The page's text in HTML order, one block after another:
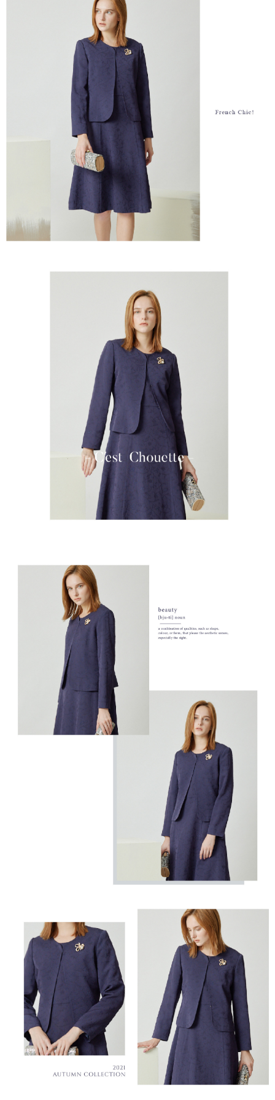
結帳頁面，進行簡訊認證並確認金額後，即可完成結帳。
２．訂單成立數日內，您將收到繳費通知簡訊。
３．收到繳費通知簡訊後14天內，點擊此簡訊中的連結，可透過四大超商／
ATM／網路銀行／等多元方式進行付款，方視為交易完成。
※ 請注意：結帳手續完成當下不需立刻繳費，但若您需要取消訂單，請聯絡
購買商品的店家。未經商家同意取消之訂單仍視為有效，需透過AFTEE先享
後付繳納相關費用。
※ 交易是否成功請以「AFTEE先享後付 」之結帳頁面顯示為準，若有關於
是否繳費成功／繳費後需取消欲退款等相關疑問，請聯繫「AFTEE先享後付
https://netprotections.freshdesk.com/support/home
１．透過由恩沛科技股份有限公司提供之「AFTEE先享後付」服務完成之交
易，需依本服務之必要範圍內提供個人資料，並將交易相關給付款項請求債
權轉讓予恩沛科技股份有限公司。
２．關於個人資料處理事宜，請瀏覽以下網址：
https://aftee.tw/terms/#terms3
３．未成年的使用者請事先徵得法定代理人或監護人之同意方可使用
「AFTEE先享後付」，若未經同意申辦者引起之損失，本公司不負相關責
４．使用「AFTEE先享後付」時，將依據個別帳號之用戶狀況，依本公司即
時審查核予不同之上限額度；若仍有額度不足之情形，本公司將視審查結果
每筆NT$60，滿NT$2,000(含以上)免運費
付款後7-11取貨---滿2000元免運
每筆NT$60，滿NT$2,000(含以上)免運費
宅配-滿2000元免運
每筆NT$120，滿NT$2,000(含以上)免運費